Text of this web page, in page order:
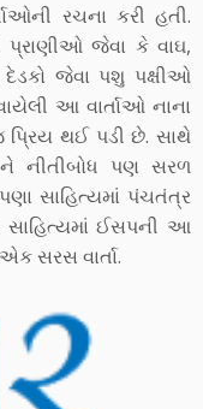
રચના કરી હતી.
પ્રાણીઓ જેવા કે વાઘ,
દેડકો જેવા પશુ પક્ષીઓ
આ વાર્તાઓ નાના
થઈ પડી છે. સાથે
નીતીબોધ પણ સરળ
સાહિત્યમાં પંચતંત્ર
સાહિત્યમાં ઈસપની આ
સરસ વાર્તા.